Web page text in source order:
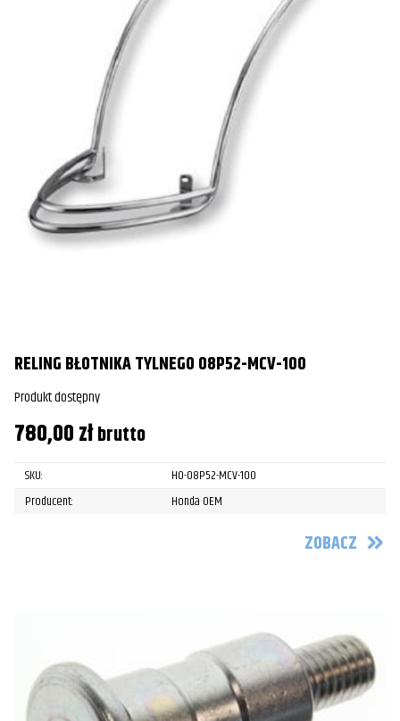
RELING BŁOTNIKA TYLNEGO 08P52-MCV-100
Produkt dostępny
780,00złbrutto
SKU:
HO-08P52-MCV-100
Producent:
Honda OEM
ZOBACZ